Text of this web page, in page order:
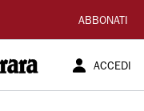
ABBONATI
ACCEDI